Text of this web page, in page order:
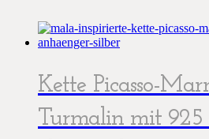
Kette Picasso-
Turmalin mit 925